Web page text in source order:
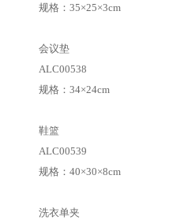
规格：35×25×3cm
会议垫
ALC00538
规格：34×24cm
鞋篮
ALC00539
规格：40×30×8cm
洗衣单夹